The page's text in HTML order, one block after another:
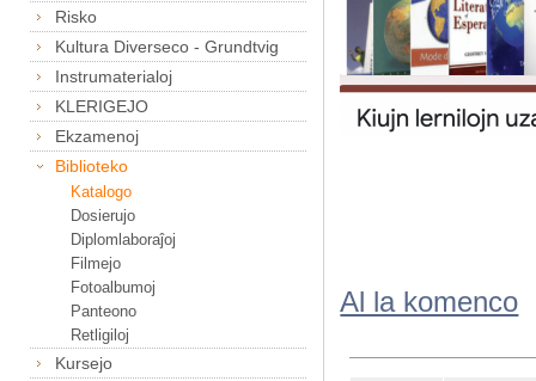
Risko
Kultura Diverseco - Grundtvig
Instrumaterialoj
KLERIGEJO
Ekzamenoj
Biblioteko
Katalogo
Dosierujo
Diplomlaboraĵoj
Filmejo
Fotoalbumoj
Panteono
Retligiloj
Kursejo
Al la komenco